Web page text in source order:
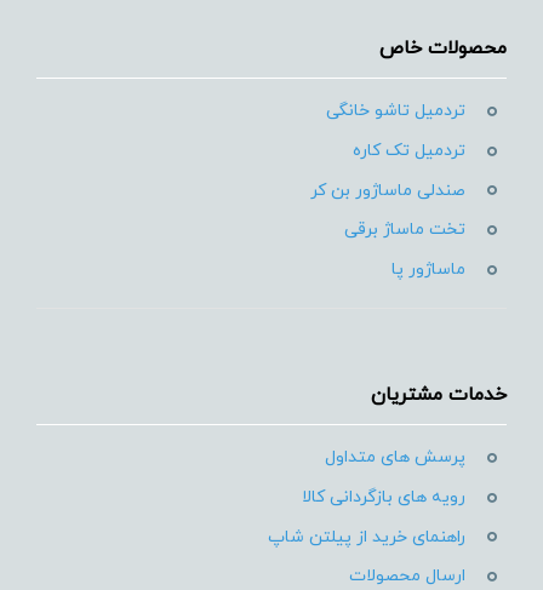
محصولات خاص
تردمیل تاشو خانگی
تردمیل تک کاره
صندلی ماساژور بن کر
تخت ماساژ برقی
ماساژور پا
خدمات مشتریان
پرسش های متداول
رویه های بازگردانی کالا
راهنمای خرید از پیلتن شاپ
ارسال محصولات